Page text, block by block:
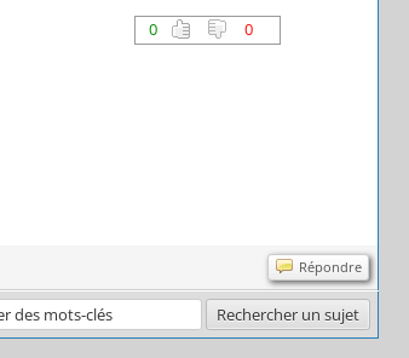
0 0
Répondre